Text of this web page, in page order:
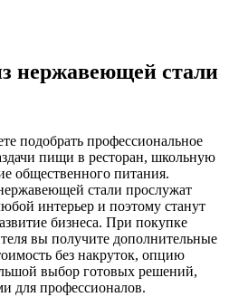
нержавеющей стали
подобрать профессиональное
пищи в ресторан, школьную
общественного питания.
стали прослужат
интерьер и поэтому станут
бизнеса. При покупке
вы получите дополнительные
без накруток, опцию
выбор готовых решений,
для профессионалов.